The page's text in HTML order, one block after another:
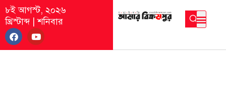
৮ই আগস্ট, ২০২৬
খ্রিস্টাব্দ|শনিবার